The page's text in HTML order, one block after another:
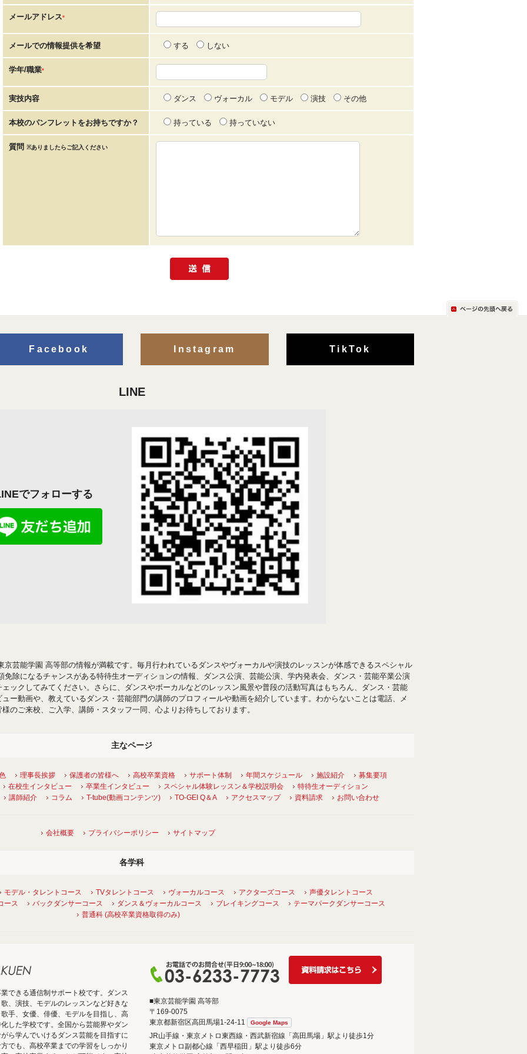
メールアドレス*
メールでの情報提供を希望 する しない
学年/職業*
実技内容 ダンス ヴォーカル モデル 演技 その他
本校のパンフレットをお持ちですか？ 持っている 持っていない
質問 ※ありましたらご記入ください
Facebook Instagram TikTok
LINE
でフォローする
芸能学園 高等部の情報が満載です。毎月行われているダンスやヴォーカルや演技のレッスンが体感できるスペシャル
除になるチャンスがある特待生オーディションの情報、ダンス公演、芸能公演、学内発表会、ダンス・芸能卒業公演
ックしてみてください。さらに、ダンスやボーカルなどのレッスン風景や普段の活動写真はもちろん、ダンス・芸能
ー動画や、教えているダンス・芸能部門の講師のプロフィールや動画を紹介しています。わからないことは電話、メ
のご来校、ご入学、講師・スタッフ一同、心よりお待ちしております。
主なページ
理事長挨拶 保護者の皆様へ 高校卒業資格 サポート体制 年間スケジュール 施設紹介
募集要項
在校生インタビュー 卒業生インタビュー スペシャル体験レッスン＆学校説明会
特待生オーディション
講師紹介 コラム T-tube(動画コンテンツ) TO-GEI Q＆A アクセスマップ 資料請求 お問い合わせ
会社概要 プライバシーポリシー サイトマップ
各学科
モデル・タレントコース TVタレントコース ヴォーカルコース アクターズコース
声優タレントコース
ース バックダンサーコース ダンス＆ヴォーカルコース ブレイキングコース
テーマパークダンサーコース
普通科 (高校卒業資格取得のみ)
できる通信制サポート校です。ダンス
、演技、モデルのレッスンなど好きな
手、女優、俳優、モデルを目指し、高
した学校です。全国から芸能界やダン
ら学んでいけるダンス芸能を目指すに
でも、高校卒業までの学習をしっかり
■東京芸能学園 高等部
〒169-0075
東京都新宿区高田馬場1-24-11
Google Maps
JR山手線・東京メトロ東西線・西武新宿線「高田馬場」駅より徒歩1分
東京メトロ副都心線「西早稲田」駅より徒歩6分